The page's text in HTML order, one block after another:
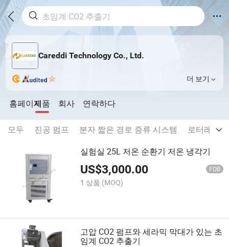
Careddi Technology Co., Ltd.
더 보기
홈페이지제품 회사 연락하다
모두 진공 펌프 분자 짧은 경로 증류 시스템
로터레이터
실험실 25L 저온 순환기 저온 냉각기
US$3,000.00 FOB
1 상품 (MOQ)
고압 CO2 펌프와 세라믹 막대가 있는 초
임계 CO2 추출기